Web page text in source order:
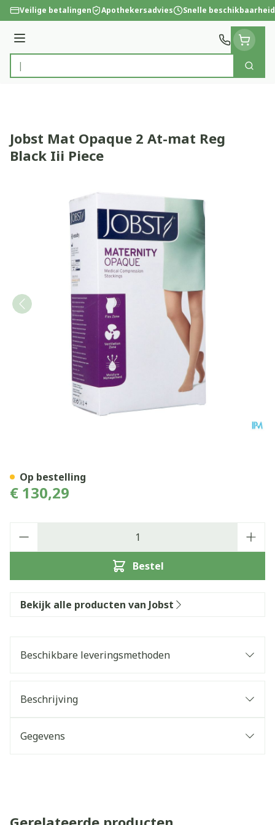
Ga naar de inhoud
Veilige betalingen Apothekersadvies Snelle beschikbaarheid
Menu
Product, merk, categorie...
Zoek
Jobst Mat Opaque 2 At-mat Reg
Black Iii Piece
€ 130,29
Bestel
Op bestelling
Bekijk alle producten van Jobst
Beschikbare leveringsmethoden
Beschrijving
Gegevens